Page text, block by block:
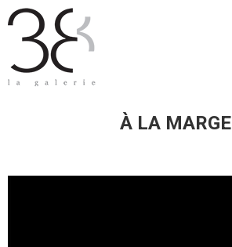
À LA MARGE